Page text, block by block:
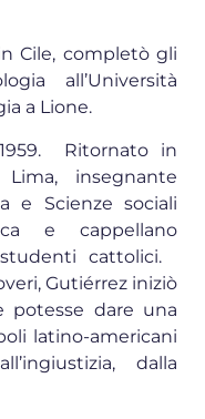
Cile, completò gli
all’Università
a Lione.
Ritornato in
insegnante
e Scienze sociali
e cappellano
cattolici.
Gutiérrez iniziò
potesse dare una
latino-americani
dalla